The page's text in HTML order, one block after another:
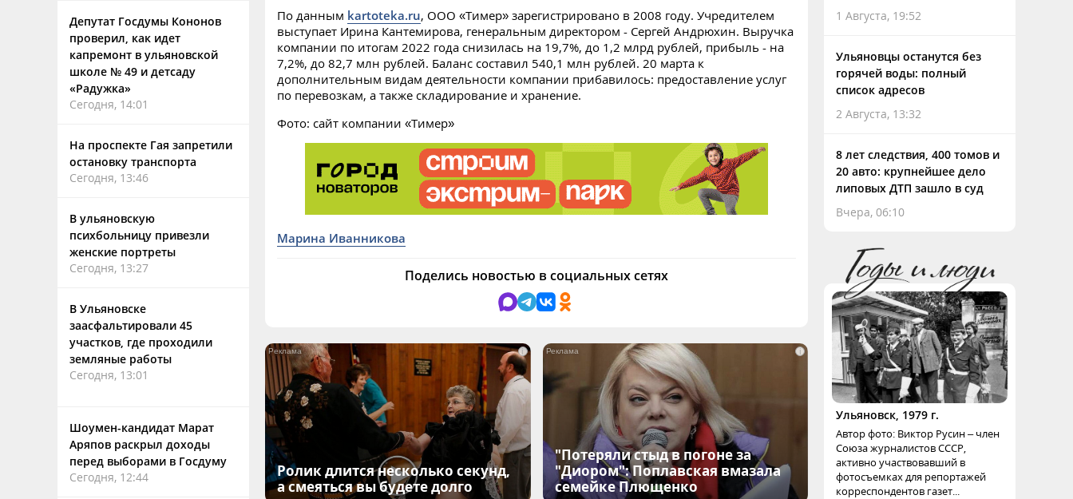
Депутат Госдумы Кононов
проверил, как идет
капремонт в ульяновской
школе № 49 и детсаду
«Радужка»
Сегодня, 14:01
На проспекте Гая запретили
остановку транспорта
Сегодня, 13:46
В ульяновскую
психбольницу привезли
женские портреты
Сегодня, 13:27
В Ульяновске
заасфальтировали 45
участков, где проходили
земляные работы
Сегодня, 13:01
Шоумен-кандидат Марат
Аряпов раскрыл доходы
перед выборами в Госдуму
Сегодня, 12:44
По данным kartoteka.ru, ООО «Тимер» зарегистрировано в 2008 году. Учредителем
выступает Ирина Кантемирова, генеральным директором - Сергей Андрюхин. Выручка
компании по итогам 2022 года снизилась на 19,7%, до 1,2 млрд рублей, прибыль - на
7,2%, до 82,7 млн рублей. Баланс составил 540,1 млн рублей. 20 марта к
дополнительным видам деятельности компании прибавилось: предоставление услуг
по перевозкам, а также складирование и хранение.
Фото: сайт компании «Тимер»
Марина Иванникова
Поделись новостью в социальных сетях
i
Ролик длится несколько секунд,
а смеяться вы будете долго
i
"Потеряли стыд в погоне за
"Диором": Поплавская вмазала
семейке Плющенко
1 Августа, 19:52
Ульяновцы останутся без
горячей воды: полный
список адресов
2 Августа, 13:32
8 лет следствия, 400 томов и
20 авто: крупнейшее дело
липовых ДТП зашло в суд
Вчера, 06:10
Ульяновск, 1979 г.
Автор фото: Виктор Русин – член
Союза журналистов СССР,
активно участвовавший в
фотосъемках для репортажей
корреспондентов газет...